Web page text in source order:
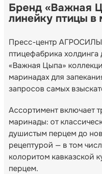
Бренд «Важная
линейку птицы в
Пресс-центр АГРОСИЛЫ
птицефабрика
«Важная Цыпа»
маринадах для
запросов самых
Ассортимент включает
маринады: от
душистым перцем до
рецептурой — в том
колоритом кавказской
перцем.